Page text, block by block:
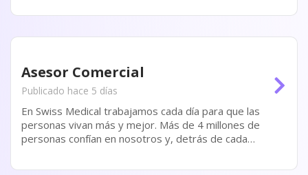
tengan disponibilidad para incorporación inmediata.
Asesor Comercial
Publicado hace 5 días
En Swiss Medical trabajamos cada día para que las
personas vivan más y mejor. Más de 4 millones de
personas confían en nosotros y, detrás de cada
colaboradores que elige todos los días cuidar,...